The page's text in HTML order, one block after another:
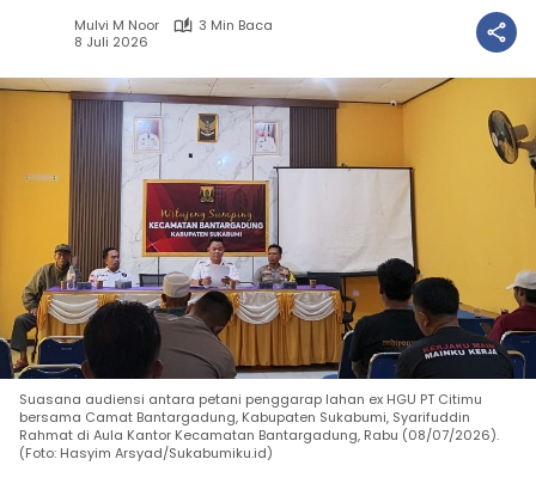
Mulvi M Noor
3 Min Baca
8 Juli 2026
Suasana audiensi antara petani penggarap lahan ex HGU PT Citimu
bersama Camat Bantargadung, Kabupaten Sukabumi, Syarifuddin
Rahmat di Aula Kantor Kecamatan Bantargadung, Rabu (08/07/2026).
(Foto: Hasyim Arsyad/Sukabumiku.id)